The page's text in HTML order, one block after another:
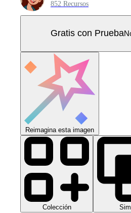
852 Recursos
Gratis con Prueba
Reimagina esta imagen
Colección